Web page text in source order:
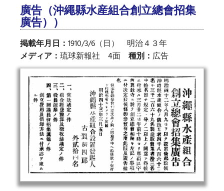
廣告（沖繩縣水産組合創立總會招集
廣告））
掲載年月日： 1910/3/6（日） 明治４３年
メディア： 琉球新報社 4面 種別： 広告